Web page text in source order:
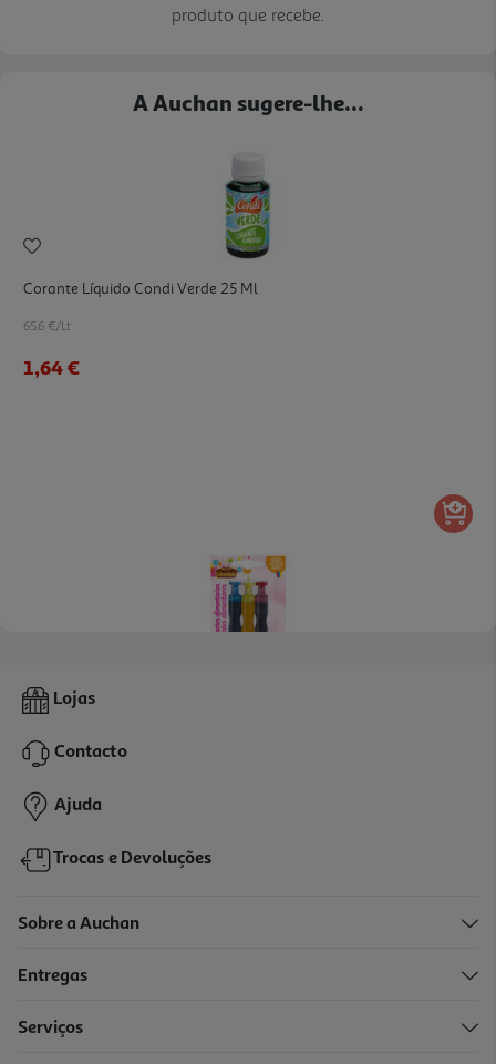
produto que recebe.
A Auchan sugere-lhe...
Corante Líquido Condi Verde 25 Ml
65.6 €/Lt
1,64 €
Corantes Vahiné Azul Amarelo E Vermelho 3x6ml
2,69 €
Lojas
Contacto
Ajuda
Trocas e Devoluções
Sobre a Auchan
Entregas
Serviços